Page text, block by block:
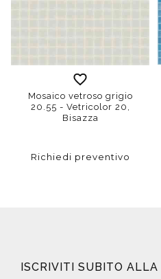
Mosaico vetroso grigio
20.55 - Vetricolor 20,
Bisazza
Richiedi preventivo
ISCRIVITI SUBITO